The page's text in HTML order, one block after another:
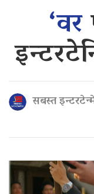
‘वर
सबस्त